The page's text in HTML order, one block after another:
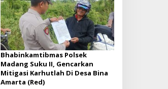
Bhabinkamtibmas Polsek
Madang Suku II, Gencarkan
Mitigasi Karhutlah Di Desa Bina
Amarta (Red)